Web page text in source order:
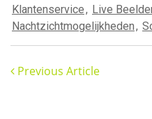
Klantenservice, Live
Nachtzichtmogelijkheden,
Previous Article